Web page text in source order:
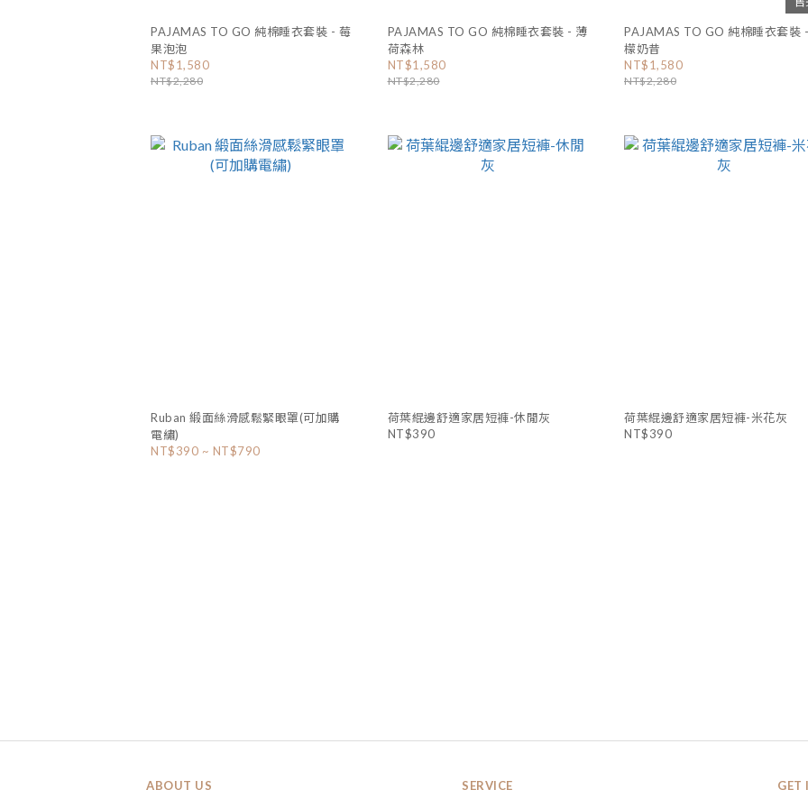
PAJAMAS TO GO 純棉睡衣套裝 - 莓
果泡泡
NT$1,580
NT$2,280
PAJAMAS TO GO 純棉睡衣套裝 - 薄
荷森林
NT$1,580
NT$2,280
PAJAMAS TO GO 純棉睡衣套裝
檬奶昔
NT$1,580
NT$2,280
Ruban 緞面絲滑感鬆緊眼罩(可加購
電繡)
NT$390 ~ NT$790
荷葉緄邊舒適家居短褲-休閒灰
NT$390
荷葉緄邊舒適家居短褲-米花灰
NT$390
ABOUT US SERVICE GET